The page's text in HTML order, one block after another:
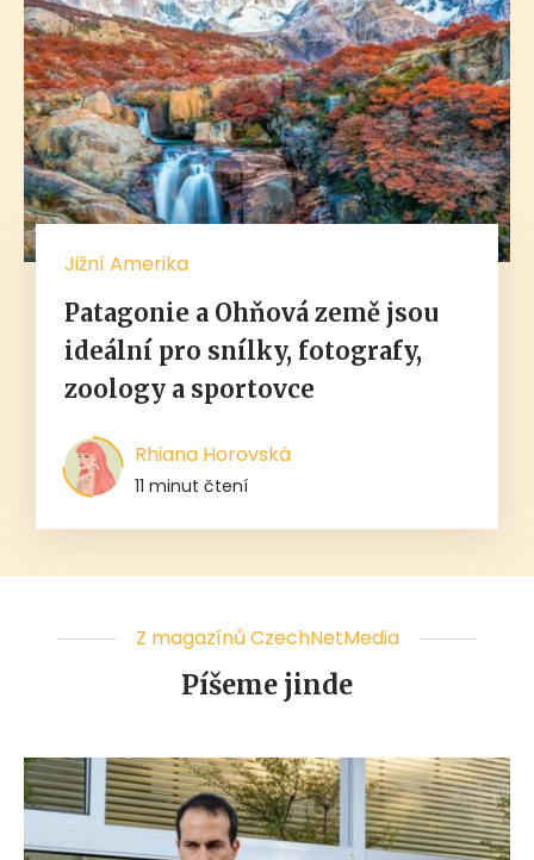
Jižní Amerika
Patagonie a Ohňová země jsou
ideální pro snílky, fotografy,
zoology a sportovce
Rhiana Horovská
11 minut čtení
Z magazínů CzechNetMedia
Píšeme jinde